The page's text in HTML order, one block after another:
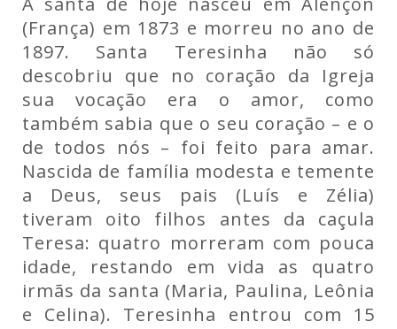
(França) em 1873 e morreu no ano de
1897. Santa Teresinha não só
descobriu que no coração da Igreja
sua vocação era o amor, como
também sabia que o seu coração – e o
de todos nós – foi feito para amar.
Nascida de família modesta e temente
a Deus, seus pais (Luís e Zélia)
tiveram oito filhos antes da caçula
Teresa: quatro morreram com pouca
idade, restando em vida as quatro
irmãs da santa (Maria, Paulina, Leônia
e Celina). Teresinha entrou com 15